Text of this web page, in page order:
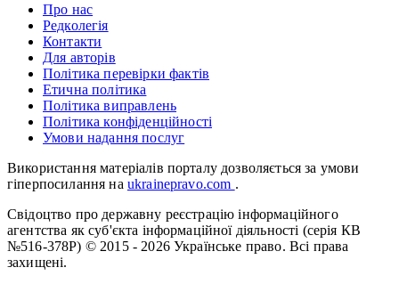
Про нас
Редколегія
Контакти
Для авторів
Політика перевірки фактів
Етична політика
Політика виправлень
Політика конфіденційності
Умови надання послуг
Використання матеріалів порталу дозволяється за умови
гіперпосилання на ukrainepravo.com .
Свідоцтво про державну реєстрацію інформаційного
агентства як суб'єкта інформаційної діяльності (серія КВ
№516-378Р) © 2015 - 2026 Українське право. Всі права
захищені.